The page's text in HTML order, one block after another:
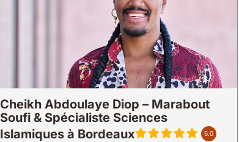
Cheikh Abdoulaye Diop – Marabout
Soufi & Spécialiste Sciences
Islamiques à Bordeaux
5.0